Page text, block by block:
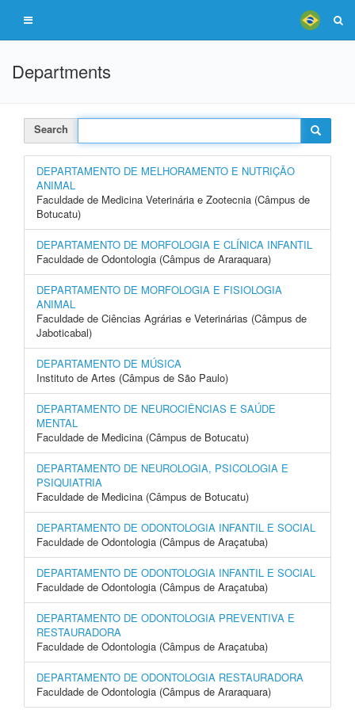
Departments
Search
DEPARTAMENTO DE MELHORAMENTO E NUTRIÇÃO
ANIMAL
Faculdade de Medicina Veterinária e Zootecnia (Câmpus de
Botucatu)
DEPARTAMENTO DE MORFOLOGIA E CLÍNICA INFANTIL
Faculdade de Odontologia (Câmpus de Araraquara)
DEPARTAMENTO DE MORFOLOGIA E FISIOLOGIA
ANIMAL
Faculdade de Ciências Agrárias e Veterinárias (Câmpus de
Jaboticabal)
DEPARTAMENTO DE MÚSICA
Instituto de Artes (Câmpus de São Paulo)
DEPARTAMENTO DE NEUROCIÊNCIAS E SAÚDE
MENTAL
Faculdade de Medicina (Câmpus de Botucatu)
DEPARTAMENTO DE NEUROLOGIA, PSICOLOGIA E
PSIQUIATRIA
Faculdade de Medicina (Câmpus de Botucatu)
DEPARTAMENTO DE ODONTOLOGIA INFANTIL E SOCIAL
Faculdade de Odontologia (Câmpus de Araçatuba)
DEPARTAMENTO DE ODONTOLOGIA INFANTIL E SOCIAL
Faculdade de Odontologia (Câmpus de Araçatuba)
DEPARTAMENTO DE ODONTOLOGIA PREVENTIVA E
RESTAURADORA
Faculdade de Odontologia (Câmpus de Araçatuba)
DEPARTAMENTO DE ODONTOLOGIA RESTAURADORA
Faculdade de Odontologia (Câmpus de Araraquara)